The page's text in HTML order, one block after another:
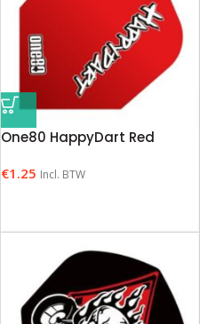
One80 HappyDart Red
€1.25 Incl. BTW